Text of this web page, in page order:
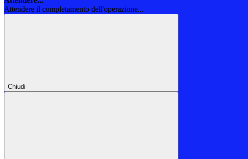
Attendere il completamento dell'operazione...
Chiudi